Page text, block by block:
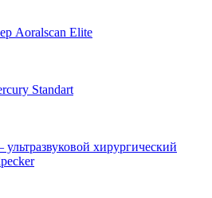
Aoralscan Elite
Standart
хирургический